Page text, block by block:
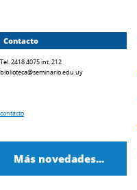
Contacto
Tel. 2418 4075 int. 212
biblioteca@seminario.edu.uy
contacto
Más novedades...